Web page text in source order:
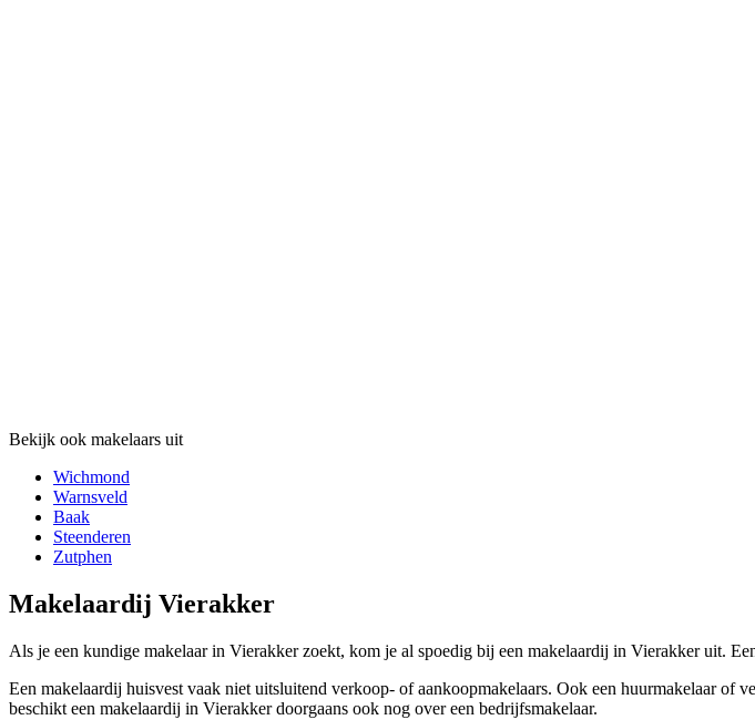
Bekijk ook makelaars uit
Wichmond
Warnsveld
Baak
Steenderen
Zutphen
Makelaardij Vierakker
Als je een kundige makelaar in Vierakker zoekt, kom je al spoedig bij een makelaardij in Vierakker uit.
Een makelaardij huisvest vaak niet uitsluitend verkoop- of aankoopmakelaars. Ook een huurmakelaar
beschikt een makelaardij in Vierakker doorgaans ook nog over een bedrijfsmakelaar.